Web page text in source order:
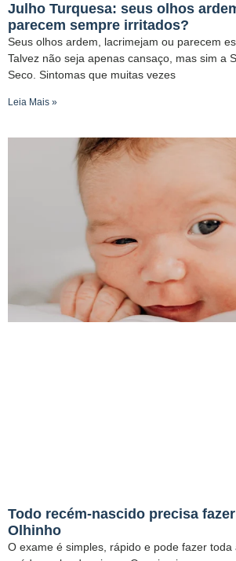
Julho Turquesa: seus olhos
parecem sempre irritados?
Seus olhos ardem, lacrimejam ou parecem
Talvez não seja apenas cansaço, mas sim a
Seco. Sintomas que muitas vezes
Leia Mais »
Todo recém-nascido precisa
Olhinho
O exame é simples, rápido e pode fazer toda